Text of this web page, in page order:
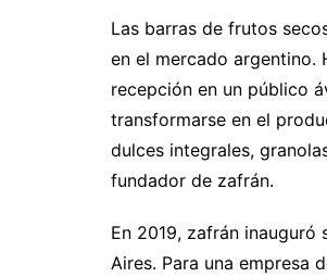
Las barras de frutos
en el mercado argentino.
recepción en un público
transformarse en el
dulces integrales,
fundador de zafrán.
En 2019, zafrán
Aires. Para una empresa